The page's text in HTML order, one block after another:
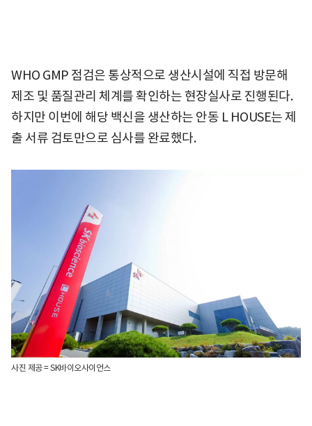
WHO GMP 점검은 통상적으로 생산시설에 직접 방문해
제조 및 품질관리 체계를 확인하는 현장실사로 진행된다.
하지만 이번에 해당 백신을 생산하는 안동 L HOUSE는 제
출 서류 검토만으로 심사를 완료했다.
사진 제공 = SK바이오사이언스